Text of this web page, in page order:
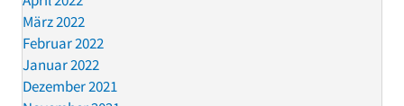
März 2022
Februar 2022
Januar 2022
Dezember 2021